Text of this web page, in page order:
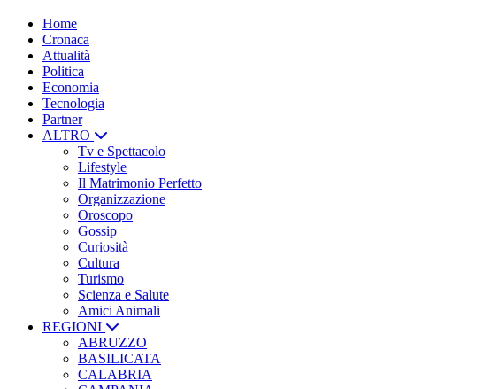
Home
Cronaca
Attualità
Politica
Economia
Tecnologia
Partner
ALTRO
Tv e Spettacolo
Lifestyle
Il Matrimonio Perfetto
Organizzazione
Oroscopo
Gossip
Curiosità
Cultura
Turismo
Scienza e Salute
Amici Animali
REGIONI
ABRUZZO
BASILICATA
CALABRIA